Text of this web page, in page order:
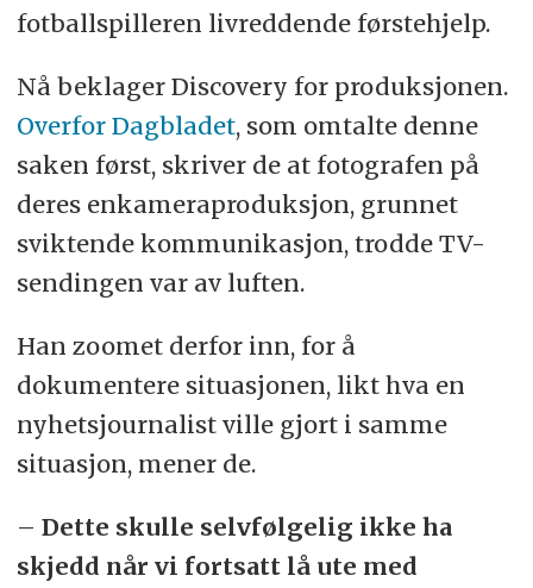
fotballspilleren livreddende førstehjelp.
Nå beklager Discovery for produksjonen.
Overfor Dagbladet, som omtalte denne
saken først, skriver de at fotografen på
deres enkameraproduksjon, grunnet
sviktende kommunikasjon, trodde TV-
sendingen var av luften.
Han zoomet derfor inn, for å
dokumentere situasjonen, likt hva en
nyhetsjournalist ville gjort i samme
situasjon, mener de.
– Dette skulle selvfølgelig ikke ha
skjedd når vi fortsatt lå ute med